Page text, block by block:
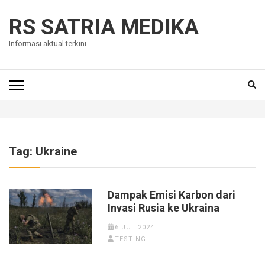
content
(Press
RS SATRIA MEDIKA
Informasi aktual terkini
Tag: Ukraine
Dampak Emisi Karbon dari
Invasi Rusia ke Ukraina
6 JUL 2024
TESTING